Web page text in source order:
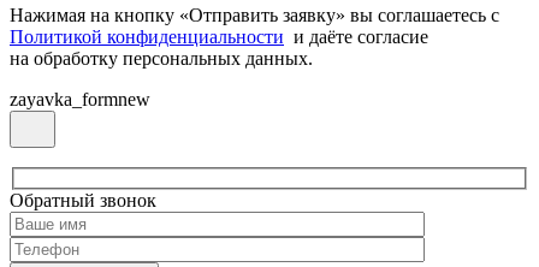
Нажимая на кнопку «Отправить заявку» вы соглашаетесь с
Политикой конфиденциальности и даёте согласие
на обработку персональных данных.
zayavka_formnew
Обратный звонок